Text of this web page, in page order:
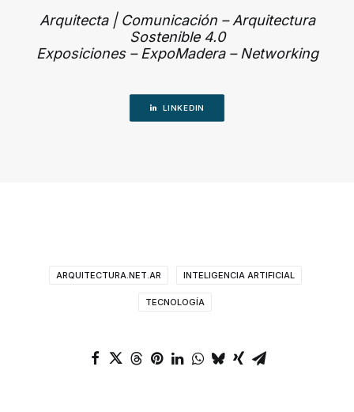
Arquitecta | Comunicación – Arquitectura
Sostenible 4.0
Exposiciones – ExpoMadera – Networking
LINKEDIN
ARQUITECTURA.NET.AR INTELIGENCIA ARTIFICIAL
TECNOLOGÍA